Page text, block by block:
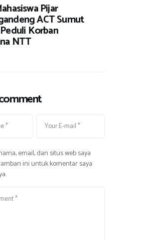
Pijar
ACT Sumut
Korban
NTT
email, dan situs web saya
ini untuk komentar saya